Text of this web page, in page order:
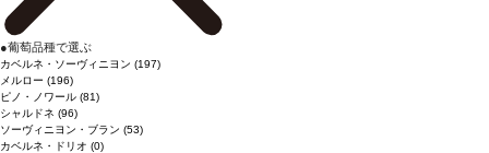
●葡萄品種で選ぶ
カベルネ・ソーヴィニヨン (197)
メルロー (196)
ピノ・ノワール (81)
シャルドネ (96)
ソーヴィニヨン・ブラン (53)
カベルネ・ドリオ (0)